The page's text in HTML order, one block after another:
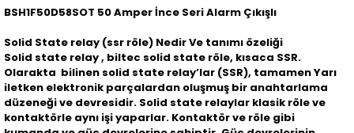
BSH1F50D58SOT 50 Amper İnce Seri Alarm Çıkışlı
Solid State relay (ssr röle) Nedir Ve tanımı özeliği
Solid state relay , biltec solid state röle, kısaca SSR.
Olarakta bilinen solid state relay’lar (SSR), tamamen Yarı
iletken elektronik parçalardan oluşmuş bir anahtarlama
düzeneği ve devresidir. Solid state relaylar klasik röle ve
kontaktörle aynı işi yaparlar. Kontaktör ve röle gibi